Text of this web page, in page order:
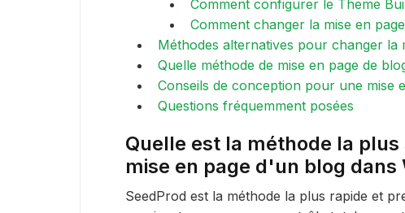
Comment configurer le Theme
Comment changer la mise en
Méthodes alternatives pour changer la
Quelle méthode de mise en page de
Conseils de conception pour une mise
Questions fréquemment posées
Quelle est la méthode la
mise en page d'un blog dans
SeedProd est la méthode la plus rapide et